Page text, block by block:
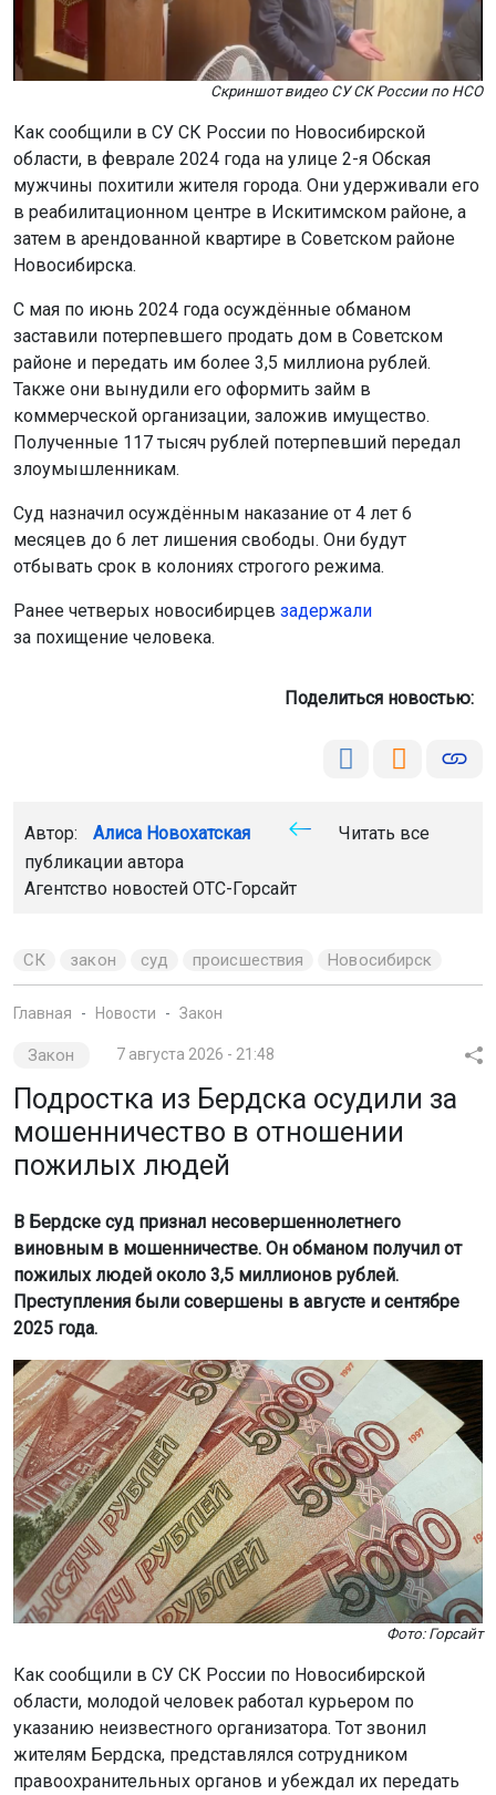
Скриншот видео СУ СК России по НСО
Как сообщили в СУ СК России по Новосибирской
области, в феврале 2024 года на улице 2-я Обская
мужчины похитили жителя города. Они удерживали его
в реабилитационном центре в Искитимском районе, а
затем в арендованной квартире в Советском районе
Новосибирска.
С мая по июнь 2024 года осуждённые обманом
заставили потерпевшего продать дом в Советском
районе и передать им более 3,5 миллиона рублей.
Также они вынудили его оформить займ в
коммерческой организации, заложив имущество.
Полученные 117 тысяч рублей потерпевший передал
злоумышленникам.
Суд назначил осуждённым наказание от 4 лет 6
месяцев до 6 лет лишения свободы. Они будут
отбывать срок в колониях строгого режима.
Ранее четверых новосибирцев задержали
за похищение человека.
Поделиться новостью:
Автор: Алиса Новохатская
Читать все
публикации автора
Агентство новостей ОТС-Горсайт
СК закон суд происшествия Новосибирск
Главная Новости Закон
Закон 7 августа 2026 - 21:48
Подростка из Бердска осудили за
мошенничество в отношении
пожилых людей
В Бердске суд признал несовершеннолетнего
виновным в мошенничестве. Он обманом получил от
пожилых людей около 3,5 миллионов рублей.
Преступления были совершены в августе и сентябре
2025 года.
Фото: Горсайт
Как сообщили в СУ СК России по Новосибирской
области, молодой человек работал курьером по
указанию неизвестного организатора. Тот звонил
жителям Бердска, представлялся сотрудником
правоохранительных органов и убеждал их передать